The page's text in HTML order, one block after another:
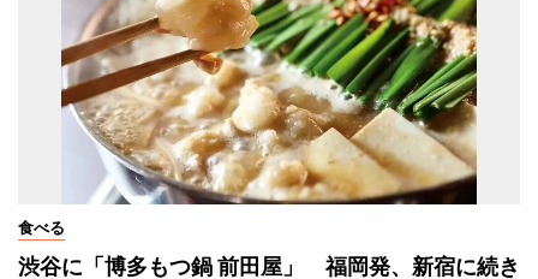
食べる
渋谷に「博多もつ鍋 前田屋」 福岡発、新宿に続き